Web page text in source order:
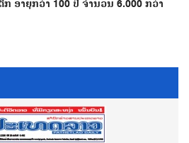
ອາຍຸກວ່າ 100 ປີ ຈຳນວນ 6.000 ກວ່າ